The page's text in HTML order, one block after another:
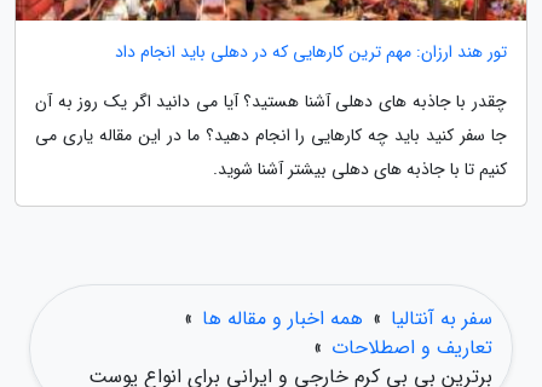
تور هند ارزان: مهم ترین کارهایی که در دهلی باید انجام داد
چقدر با جاذبه های دهلی آشنا هستید؟ آیا می دانید اگر یک روز به آن
جا سفر کنید باید چه کارهایی را انجام دهید؟ ما در این مقاله یاری می
کنیم تا با جاذبه های دهلی بیشتر آشنا شوید.
سفر به آنتالیا » همه اخبار و مقاله ها »
تعاریف و اصطلاحات »
برترین بی بی کرم خارجی و ایرانی برای انواع پوست